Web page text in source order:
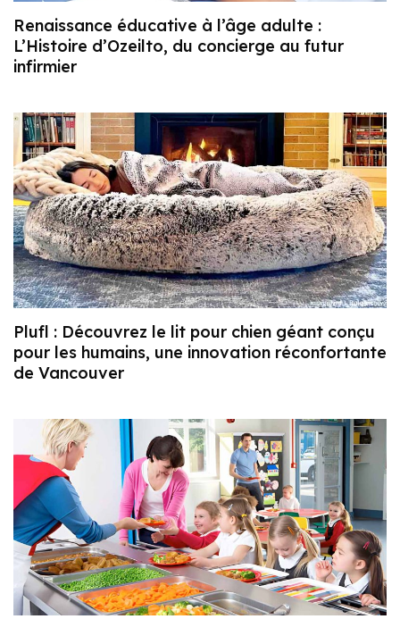
Renaissance éducative à l’âge adulte :
L’Histoire d’Ozeilto, du concierge au futur
infirmier
Plufl : Découvrez le lit pour chien géant conçu
pour les humains, une innovation réconfortante
de Vancouver